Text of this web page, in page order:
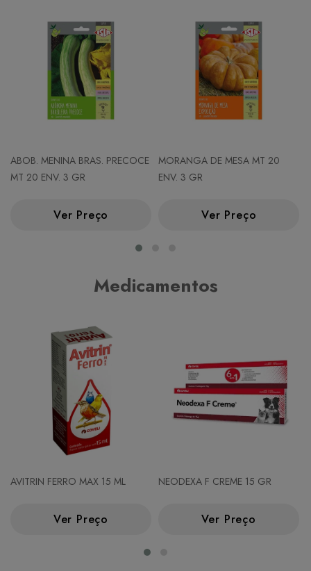
ABOB. MENINA BRAS. PRECOCE
MT 20 ENV. 3 GR
Ver Preço
MORANGA DE MESA MT 20
ENV. 3 GR
Ver Preço
Medicamentos
AVITRIN FERRO MAX 15 ML
Ver Preço
NEODEXA F CREME 15 GR
Ver Preço